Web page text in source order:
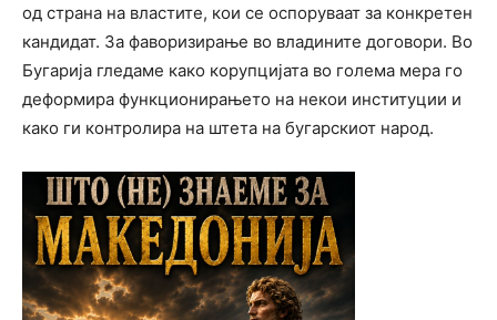
од страна на властите, кои се оспоруваат за конкретен
кандидат. За фаворизирање во владините договори. Во
Бугарија гледаме како корупцијата во голема мера го
деформира функционирањето на некои институции и
како ги контролира на штета на бугарскиот народ.